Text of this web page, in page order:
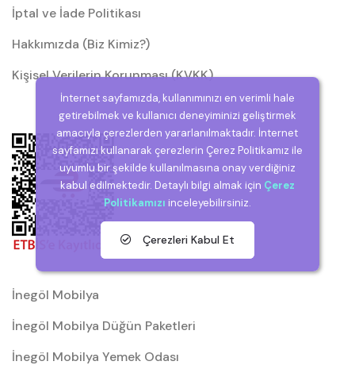
İptal ve İade Politikası
Hakkımızda (Biz Kimiz?)
Kişisel Verilerin Korunması (KVKK)
İnegöl Mobilya
İnegöl Mobilya Düğün Paketleri
İnegöl Mobilya Yemek Odası
İnternet sayfamızda, kullanımınızı en verimli hale
getirebilmek ve kullanıcı deneyiminizi geliştirmek
amacıyla çerezlerden yararlanılmaktadır. İnternet
sayfamızı kullanarak çerezlerin Çerez Politikamız ile
uyumlu bir şekilde kullanılmasına onay verdiğiniz
kabul edilmektedir. Detaylı bilgi almak için Çerez
Politikamızı inceleyebilirsiniz.
Çerezleri Kabul Et